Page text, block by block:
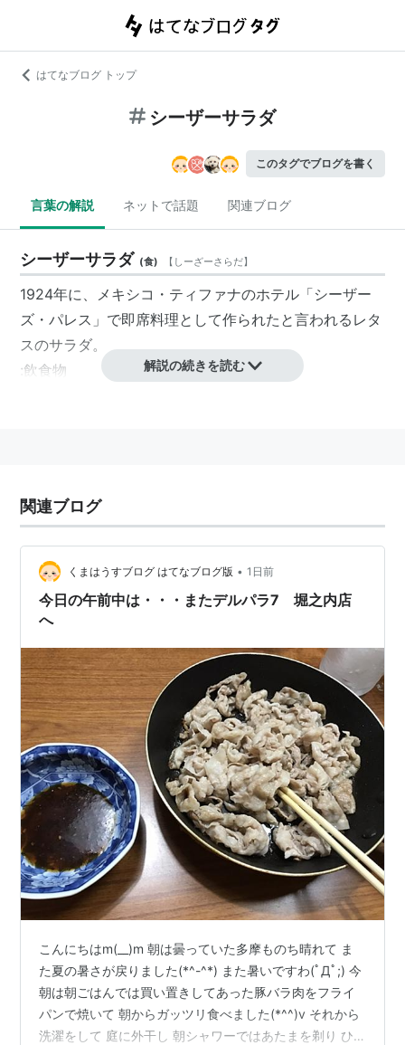
はてなブログ トップ
シーザーサラダ
このタグでブログを書く
言葉の解説 ネットで話題 関連ブログ
シーザーサラダ (食) 【 しーざーさらだ】
1924年に、メキシコ・ ティファナのホテル「シーザー
ズ・パレス」で即席料理として作られたと言われるレタ
スのサラダ。
:飲食物
解説の続きを読む
関連ブログ
くまはうすブログ はてなブログ版 • 1日前
今日の午前中は・・・またデルパラ7 堀之内店
へ
こんにちはm(__)m 朝は曇っていた多摩ものち晴れて ま
た夏の暑さが戻りました(*^-^*) また暑いですわ(ﾟДﾟ;) 今
朝は朝ごはんでは買い置きしてあった豚バラ肉をフライ
パンで焼いて 朝からガッツリ食べました(*^^)v それから
洗濯をして 庭に外干し 朝シャワーではあたまを剃り ひ